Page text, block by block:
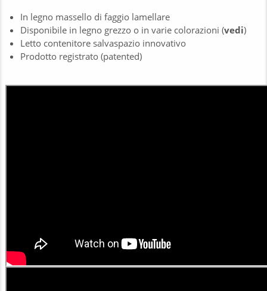
In legno massello di faggio lamellare
Disponibile in legno grezzo o in varie colorazioni (vedi)
Letto contenitore salvaspazio innovativo
Prodotto registrato (patented)